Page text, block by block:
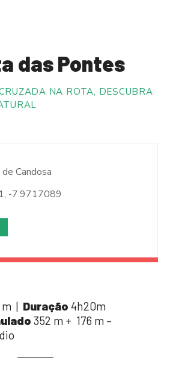
das Pontes
NA ROTA, DESCUBRA
Candosa
-7.9717089
m | Duração 4h20m
352 m + 176 m –